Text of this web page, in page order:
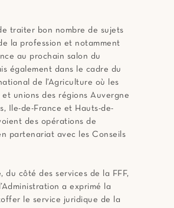
traiter bon nombre de sujets
la profession et notamment
au prochain salon du
également dans le cadre du
de l’Agriculture où les
unions des régions Auvergne
Ile-de-France et Hauts-de-
des opérations de
partenariat avec les Conseils
du côté des services de la FFF,
a exprimé la
le service juridique de la